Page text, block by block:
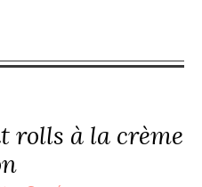
rolls à la crème